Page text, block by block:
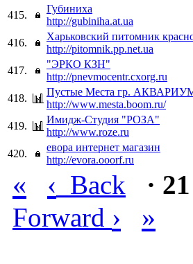
415.
Губиниха
http://gubiniha.at.ua
416.
Харьковский питомник
http://pitomnik.pp.net.ua
417.
"ЭРКО КЗН"
http://pnevmocentr.cxorg.ru
418.
Пустые Места гр.
http://www.mesta.boom.ru/
419.
Имидж-Студия "РОЗА"
http://www.roze.ru
420.
евора интернет магазин
http://evora.ooorf.ru
« ‹ Back ·
Forward › »